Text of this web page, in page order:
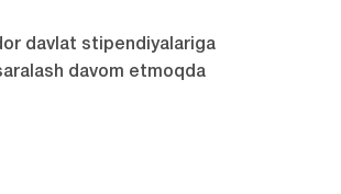
davlat stipendiyalariga
davom etmoqda